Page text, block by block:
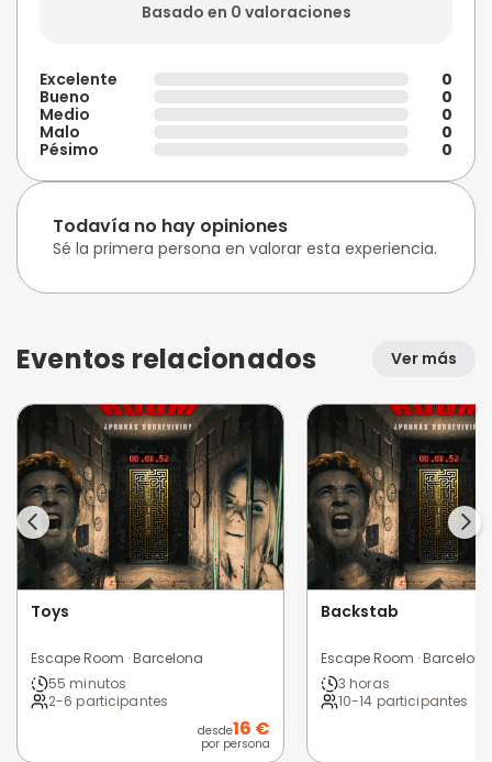
Basado en 0 valoraciones
Excelente
0
Bueno
0
Medio
0
Malo
0
Pésimo
0
Todavía no hay opiniones
Sé la primera persona en valorar esta experiencia.
Eventos relacionados Ver más
Toys
Escape Room · Barcelona
55 minutos
2-6 participantes
desde16 €
por persona
Backstab
Escape Room · Barcelona
3 horas
10-14 participantes